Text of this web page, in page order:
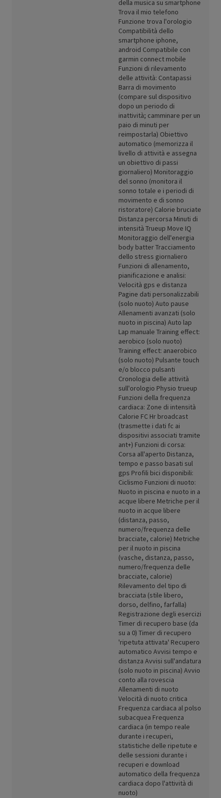
della musica su smartphone
Trova il mio telefono
Funzione trova l'orologio
Compatibilità dello
smartphone iphone,
android Compatibile con
garmin connect mobile
Funzioni di rilevamento
delle attività: Contapassi
Barra di movimento
(compare sul dispositivo
dopo un periodo di
inattività; camminare per un
paio di minuti per
reimpostarla) Obiettivo
automatico (memorizza il
livello di attività e assegna
un obiettivo di passi
giornaliero) Monitoraggio
del sonno (monitora il
sonno totale e i periodi di
movimento e di sonno
ristoratore) Calorie bruciate
Distanza percorsa Minuti di
intensità Trueup Move IQ
Monitoraggio dell'energia
body batter Tracciamento
dello stress giornaliero
Funzioni di allenamento,
pianificazione e analisi:
Velocità gps e distanza
Pagine dati personalizzabili
(solo nuoto) Auto pause
Allenamenti avanzati (solo
nuoto in piscina) Auto lap
Lap manuale Training effect:
aerobico (solo nuoto)
Training effect: anaerobico
(solo nuoto) Pulsante touch
e/o blocco pulsanti
Cronologia delle attività
sull'orologio Physio trueup
Funzioni della frequenza
cardiaca: Zone di intensità
Calorie FC Hr broadcast
(trasmette i dati fc ai
dispositivi associati tramite
ant+) Funzioni di corsa:
Corsa all'aperto Distanza,
tempo e passo basati sul
gps Profili bici disponibili:
Ciclismo Funzioni di nuoto:
Nuoto in piscina e nuoto in a
acque libere Metriche per il
nuoto in acque libere
(distanza, passo,
numero/frequenza delle
bracciate, calorie) Metriche
per il nuoto in piscina
(vasche, distanza, passo,
numero/frequenza delle
bracciate, calorie)
Rilevamento del tipo di
bracciata (stile libero,
dorso, delfino, farfalla)
Registrazione degli esercizi
Timer di recupero base (da
su a 0) Timer di recupero
'ripetuta attivata' Recupero
automatico Avvisi tempo e
distanza Avvisi sull'andatura
(solo nuoto in piscina) Avvio
conto alla rovescia
Allenamenti di nuoto
Velocità di nuoto critica
Frequenza cardiaca al polso
subacquea Frequenza
cardiaca (in tempo reale
durante i recuperi,
statistiche delle ripetute e
delle sessioni durante i
recuperi e download
automatico della frequenza
cardiaca dopo l'attività di
nuoto)